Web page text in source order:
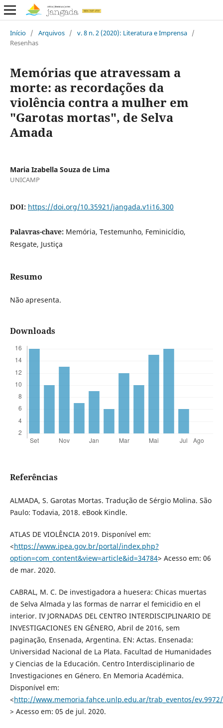
Início / Arquivos / v. 8 n. 2 (2020): Literatura e Imprensa /
Resenhas
Memórias que atravessam a
morte: as recordações da
violência contra a mulher em
"Garotas mortas", de Selva
Amada
Maria Izabella Souza de Lima
UNICAMP
DOI: https://doi.org/10.35921/jangada.v1i16.300
Palavras-chave: Memória, Testemunho, Feminicídio,
Resgate, Justiça
Resumo
Não apresenta.
Downloads
Referências
ALMADA, S. Garotas Mortas. Tradução de Sérgio Molina. São
Paulo: Todavia, 2018. eBook Kindle.
ATLAS DE VIOLÊNCIA 2019. Disponível em:
<https://www.ipea.gov.br/portal/index.php?
option=com_content&view=article&id=34784> Acesso em: 06
de mar. 2020.
CABRAL, M. C. De investigadora a huesera: Chicas muertas
de Selva Almada y las formas de narrar el femicidio en el
interior. IV JORNADAS DEL CENTRO INTERDISCIPLINARIO DE
INVESTIGACIONES EN GÉNERO, Abril de 2016, sem
paginação, Ensenada, Argentina. EN: Actas. Ensenada:
Universidad Nacional de La Plata. Facultad de Humanidades
y Ciencias de la Educación. Centro Interdisciplinario de
Investigaciones en Género. En Memoria Académica.
Disponível em:
<http://www.memoria.fahce.unlp.edu.ar/trab_eventos/
> Acesso em: 05 de jul. 2020.